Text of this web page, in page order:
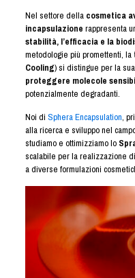
Nel settore della cosmetica
incapsulazione rappresenta
stabilità, l’efficacia e la
metodologie più promettenti, la
Cooling) si distingue per la sua
proteggere molecole
potenzialmente degradanti.
Noi di Sphera Encapsulation,
alla ricerca e sviluppo nel
studiamo e ottimizziamo lo
scalabile per la realizzazione
a diverse formulazioni